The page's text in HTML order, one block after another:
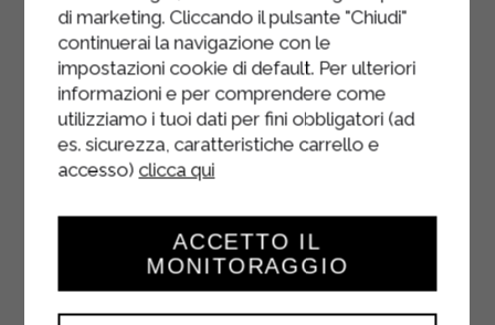
MASCARPONE
DESSERT
Montare le uova con lo zucchero fino a
ottenere un composto chiaro, spumoso
lievito, aggiungere al composto e ...
di marketing. Cliccando il pulsante "Chiudi"
continuerai la navigazione con le
impostazioni cookie di default. Per ulteriori
informazioni e per comprendere come
utilizziamo i tuoi dati per fini obbligatori (ad
es. sicurezza, caratteristiche carrello e
accesso) clicca qui
ACCETTO IL
MONITORAGGIO